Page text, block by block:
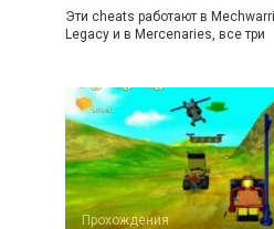
Эти cheats работают в
Legacy и в Mercenaries, все три
Прохождения